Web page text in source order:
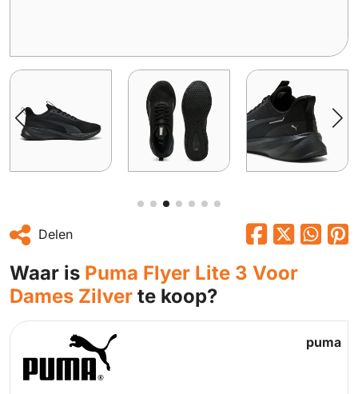
Delen
Waar is Puma Flyer Lite 3 Voor
Dames Zilver te koop?
puma